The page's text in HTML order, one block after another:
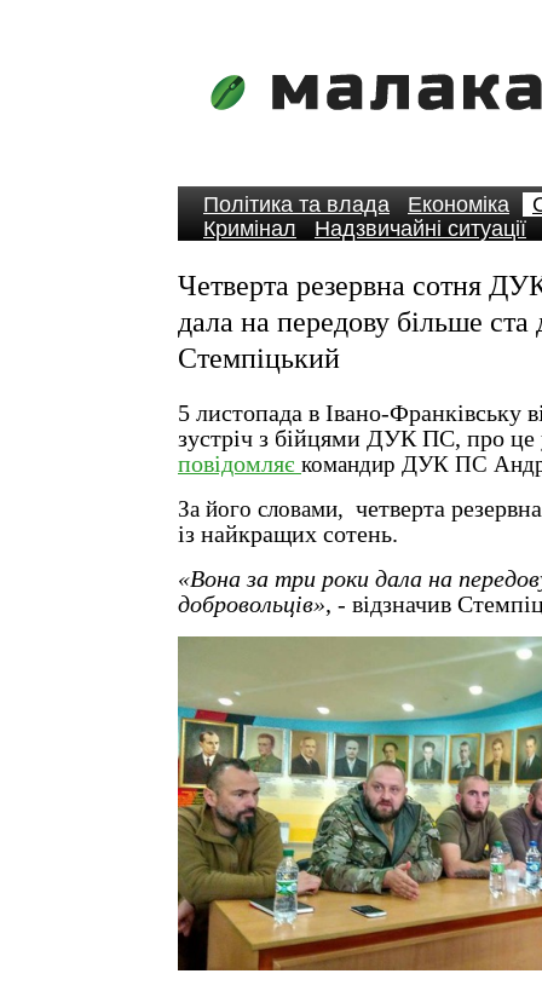
Політика та влада Економіка
Кримінал
Надзвичайні ситуації
Четверта резервна сотня
дала на передову більше ста
Стемпіцький
5 листопада в Івано-Франківську
зустріч з бійцями ДУК ПС, про це
повідомляє командир ДУК ПС
За його словами, четверта
із найкращих сотень.
«Вона за три роки дала на
добровольців», - відзначив